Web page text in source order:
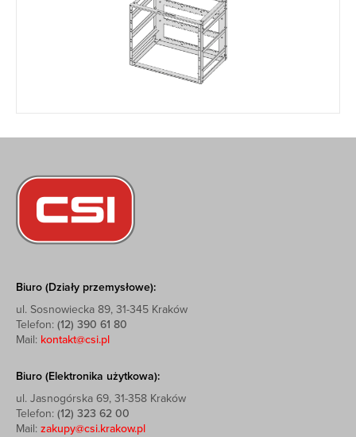
Biuro (Działy przemysłowe):
ul. Sosnowiecka 89, 31-345 Kraków
Telefon: (12) 390 61 80
Mail: kontakt@csi.pl
Biuro (Elektronika użytkowa):
ul. Jasnogórska 69, 31-358 Kraków
Telefon: (12) 323 62 00
Mail: zakupy@csi.krakow.pl